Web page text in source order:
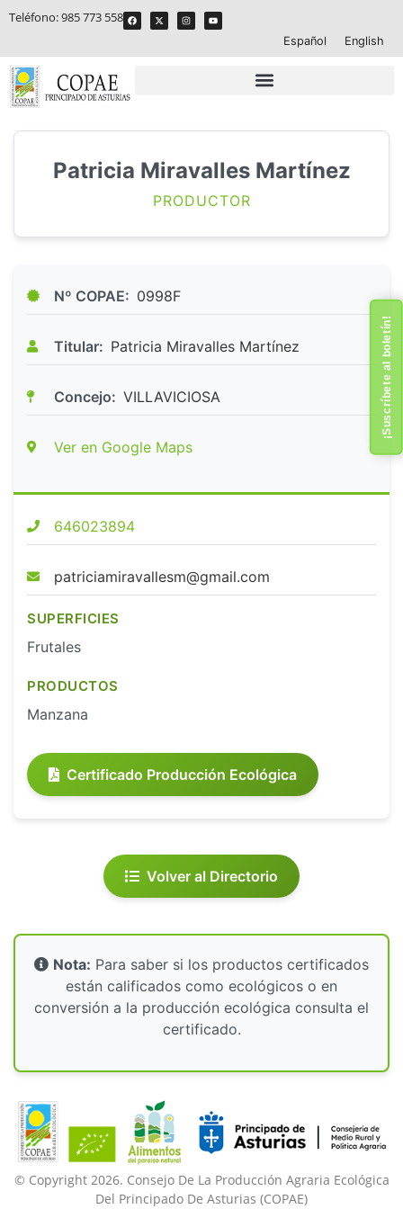
Teléfono:985 773 558
Español English
Patricia Miravalles Martínez
PRODUCTOR
Nº COPAE: 0998F
Titular: Patricia Miravalles Martínez
Concejo: VILLAVICIOSA
Ver en Google Maps
646023894
patriciamiravallesm@gmail.com
SUPERFICIES
Frutales
PRODUCTOS
Manzana
Certificado Producción Ecológica
Volver al Directorio
Nota: Para saber si los productos certificados
están calificados como ecológicos o en
conversión a la producción ecológica consulta el
certificado.
© Copyright 2026. Consejo De La Producción Agraria Ecológica
Del Principado De Asturias (COPAE)
¡Suscríbete al boletín!